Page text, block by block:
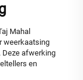
Mahal
weerkaatsing
Deze afwerking
en